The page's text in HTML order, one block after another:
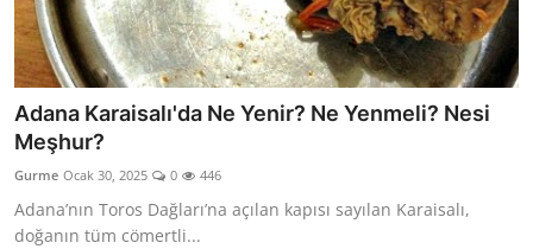
Adana Karaisalı'da Ne Yenir? Ne Yenmeli? Nesi
Meşhur?
Gurme Ocak 30, 2025 0 446
Adana’nın Toros Dağları’na açılan kapısı sayılan Karaisalı,
doğanın tüm cömertli...